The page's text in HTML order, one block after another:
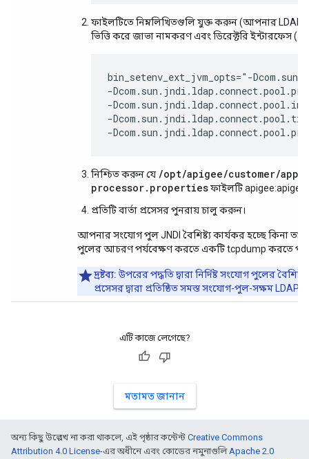
ফাইলটিতে নিম্নলিখিতগুলি যুক্ত করুন (আপনার LDAP
ভিত্তি করে জাভা নামকরণ এবং ডিরেক্টরি ইন্টারফেস
bin_setenv_ext_jvm_opts="-
-
-
-
-
নিশ্চিত করুন যে /opt/apigee/customer/
processor.propertiesফাইলটি
প্রতিটি বার্তা প্রসেসর পুনরায় চালু করুন।
আপনার সংযোগ পুল JNDI বৈশিষ্ট্য কার্যকর হচ্ছে কিনা
পুলের আচরণ পর্যবেক্ষণ করতে একটি tcpdump করতে
দ্রষ্টব্য:উপরের পদ্ধতি দ্বারা নির্দিষ্ট সংযোগ পুলের
প্রসেসর দ্বারা প্রতিষ্ঠিত সমস্ত সংযোগ-পুল-সক্ষম LDAP
এটি কাজে লেগেছে?
মতামত জানান
অন্য কিছু উল্লেখ না করা থাকলে, এই পৃষ্ঠার কন্টেন্ট Creative Commons
Attribution 4.0 License-এর অধীনে এবং কোডের নমুনাগুলিApache 2.0